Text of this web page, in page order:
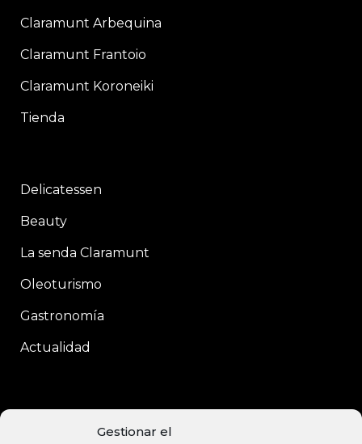
Gestionar el
Claramunt Arbequina
Claramunt Frantoio
Claramunt Koroneiki
Tienda
Delicatessen
Beauty
La senda Claramunt
Oleoturismo
Gastronomía
Actualidad